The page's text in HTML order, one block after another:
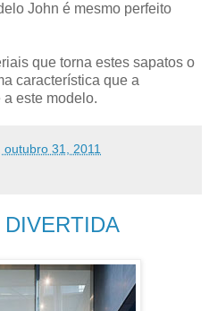
John é mesmo perfeito
que torna estes sapatos o
característica que a
este modelo.
31, 2011